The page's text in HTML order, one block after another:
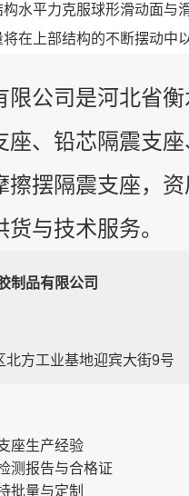
水平力克服球形滑动面与
在上部结构的不断摆动中
限公司是河北省
座、铅芯隔震支
擦摆隔震支座，
与技术服务。
制品有限公司
北方工业基地迎宾大街9号
座生产经验
测报告与合格证
批量与定制